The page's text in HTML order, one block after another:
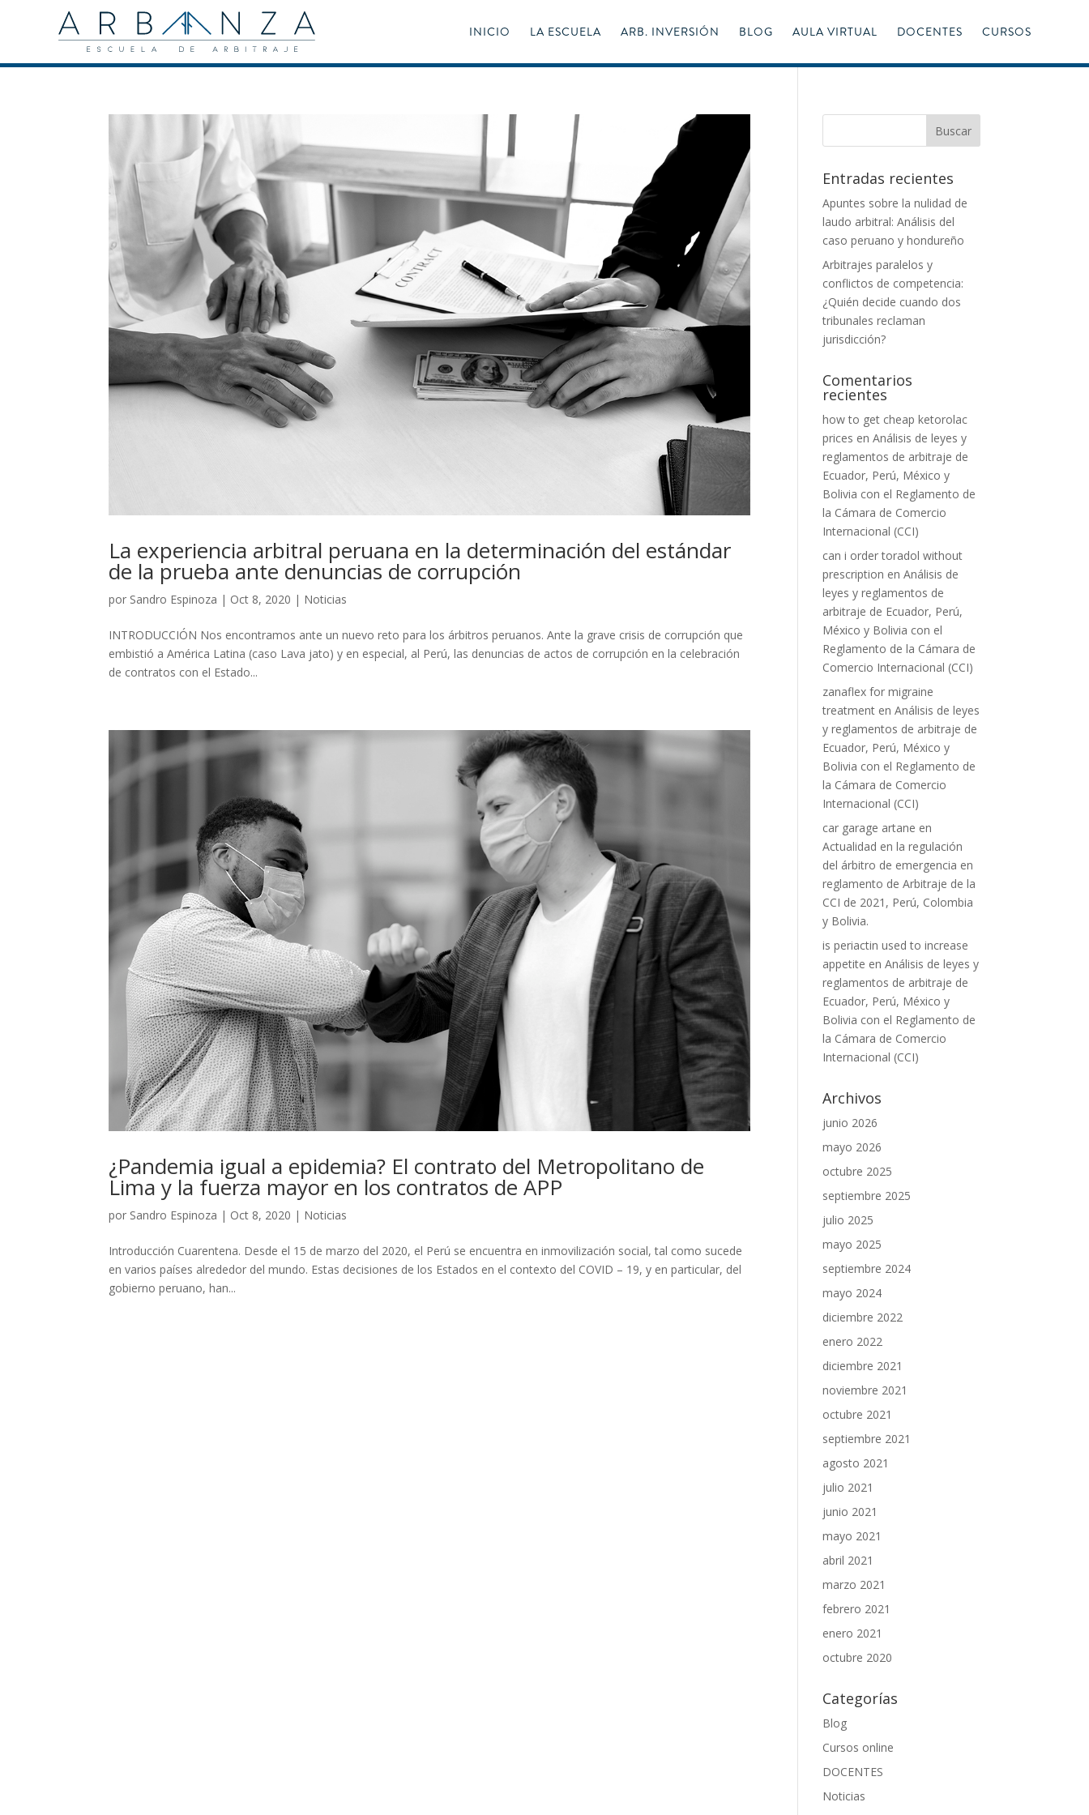
INICIO LA ESCUELA ARB. INVERSIÓN BLOG AULA VIRTUAL DOCENTES CURSOS
La experiencia arbitral peruana en la determinación del estándar
de la prueba ante denuncias de corrupción
por Sandro Espinoza | Oct 8, 2020 | Noticias
INTRODUCCIÓN Nos encontramos ante un nuevo reto para los árbitros peruanos. Ante la grave crisis de corrupción que
embistió a América Latina (caso Lava jato) y en especial, al Perú, las denuncias de actos de corrupción en la celebración
de contratos con el Estado...
¿Pandemia igual a epidemia? El contrato del Metropolitano de
Lima y la fuerza mayor en los contratos de APP
por Sandro Espinoza | Oct 8, 2020 | Noticias
Introducción Cuarentena. Desde el 15 de marzo del 2020, el Perú se encuentra en inmovilización social, tal como sucede
en varios países alrededor del mundo. Estas decisiones de los Estados en el contexto del COVID – 19, y en particular, del
gobierno peruano, han...
Entradas recientes
Apuntes sobre la nulidad de
laudo arbitral: Análisis del
caso peruano y hondureño
Arbitrajes paralelos y
conflictos de competencia:
¿Quién decide cuando dos
tribunales reclaman
jurisdicción?
Comentarios
recientes
how to get cheap ketorolac
prices enAnálisis de leyes y
reglamentos de arbitraje de
Ecuador, Perú, México y
Bolivia con el Reglamento de
la Cámara de Comercio
Internacional (CCI)
can i order toradol without
prescription enAnálisis de
leyes y reglamentos de
arbitraje de Ecuador, Perú,
México y Bolivia con el
Reglamento de la Cámara de
Comercio Internacional (CCI)
zanaflex for migraine
treatment enAnálisis de leyes
y reglamentos de arbitraje de
Ecuador, Perú, México y
Bolivia con el Reglamento de
la Cámara de Comercio
Internacional (CCI)
car garage artane en
Actualidad en la regulación
del árbitro de emergencia en
reglamento de Arbitraje de la
CCI de 2021, Perú, Colombia
y Bolivia.
is periactin used to increase
appetite enAnálisis de leyes y
reglamentos de arbitraje de
Ecuador, Perú, México y
Bolivia con el Reglamento de
la Cámara de Comercio
Internacional (CCI)
Archivos
junio 2026
mayo 2026
octubre 2025
septiembre 2025
julio 2025
mayo 2025
septiembre 2024
mayo 2024
diciembre 2022
enero 2022
diciembre 2021
noviembre 2021
octubre 2021
septiembre 2021
agosto 2021
julio 2021
junio 2021
mayo 2021
abril 2021
marzo 2021
febrero 2021
enero 2021
octubre 2020
Categorías
Blog
Cursos online
DOCENTES
Noticias